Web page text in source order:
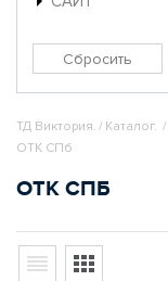
ТД Виктория. / Каталог. /
ОТК СПб
ОТК СПБ